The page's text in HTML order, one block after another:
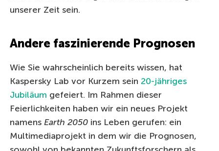
unserer Zeit sein.
Andere faszinierende Prognosen
Wie Sie wahrscheinlich bereits wissen, hat
Kaspersky Lab vor Kurzem sein 20-jähriges
Jubiläum gefeiert. Im Rahmen dieser
Feierlichkeiten haben wir ein neues Projekt
namens Earth 2050 ins Leben gerufen: ein
Multimediaprojekt in dem wir die Prognosen,